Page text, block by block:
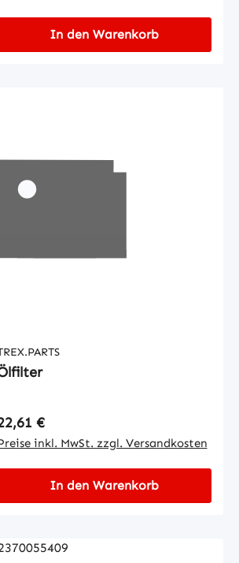
In den Warenkorb
Preis:
€
inkl. MwSt. zzgl. Versandkosten
In den Warenkorb